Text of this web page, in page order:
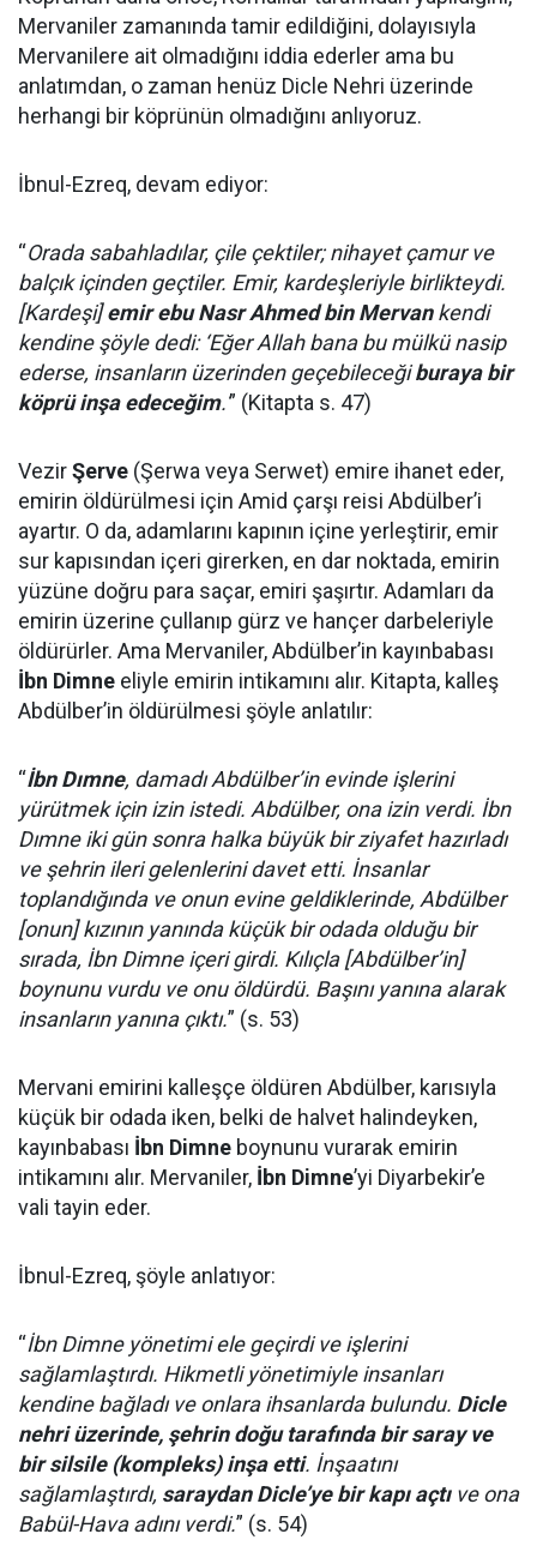
Mervaniler zamanında tamir edildiğini, dolayısıyla
Mervanilere ait olmadığını iddia ederler ama bu
anlatımdan, o zaman henüz Dicle Nehri üzerinde
herhangi bir köprünün olmadığını anlıyoruz.
İbnul-Ezreq, devam ediyor:
“Orada sabahladılar, çile çektiler; nihayet çamur ve
balçık içinden geçtiler. Emir, kardeşleriyle birlikteydi.
[Kardeşi]emir ebu Nasr Ahmed bin Mervankendi
kendine şöyle dedi: ‘Eğer Allah bana bu mülkü nasip
ederse, insanların üzerinden geçebileceğiburaya bir
köprü inşa edeceğim.'” (Kitapta s. 47)
VezirŞerve (Şerwa veya Serwet) emire ihanet eder,
emirin öldürülmesi için Amid çarşı reisi Abdülber’i
ayartır. O da, adamlarını kapının içine yerleştirir, emir
sur kapısından içeri girerken, en dar noktada, emirin
yüzüne doğru para saçar, emiri şaşırtır. Adamları da
emirin üzerine çullanıp gürz ve hançer darbeleriyle
öldürürler. Ama Mervaniler, Abdülber’in kayınbabası
İbn Dimne eliyle emirin intikamını alır. Kitapta, kalleş
Abdülber’in öldürülmesi şöyle anlatılır:
“İbn Dımne, damadı Abdülber’in evinde işlerini
yürütmek için izin istedi. Abdülber, ona izin verdi. İbn
Dımne iki gün sonra halka büyük bir ziyafet hazırladı
ve şehrin ileri gelenlerini davet etti. İnsanlar
toplandığında ve onun evine geldiklerinde, Abdülber
[onun] kızının yanında küçük bir odada olduğu bir
sırada, İbn Dimne içeri girdi. Kılıçla [Abdülber’in]
boynunu vurdu ve onu öldürdü. Başını yanına alarak
insanların yanına çıktı.” (s. 53)
Mervani emirini kalleşçe öldüren Abdülber, karısıyla
küçük bir odada iken, belki de halvet halindeyken,
kayınbabası İbn Dimne boynunu vurarak emirin
intikamını alır. Mervaniler, İbn Dimne’yi Diyarbekir’e
vali tayin eder.
İbnul-Ezreq, şöyle anlatıyor:
“İbn Dimne yönetimi ele geçirdi ve işlerini
sağlamlaştırdı. Hikmetli yönetimiyle insanları
kendine bağladı ve onlara ihsanlarda bulundu. Dicle
nehri üzerinde, şehrin doğu tarafında bir saray ve
bir silsile (kompleks) inşa etti. İnşaatını
sağlamlaştırdı, saraydan Dicle’ye bir kapı açtıve ona
Babül-Hava adını verdi.” (s. 54)